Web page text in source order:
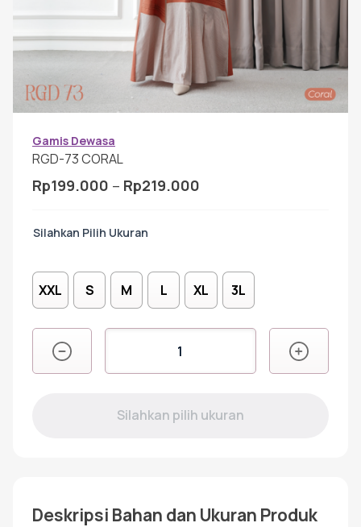
Gamis Anak-anak
Baju Koko Anak
Hijab
Tunik
Gamis Dewasa
RGD-73 CORAL
Rp199.000 – Rp219.000
Rp219.000
Ukuran
XXL S M L XL 3L
RGD-
Deskripsi Bahan dan Ukuran Produk